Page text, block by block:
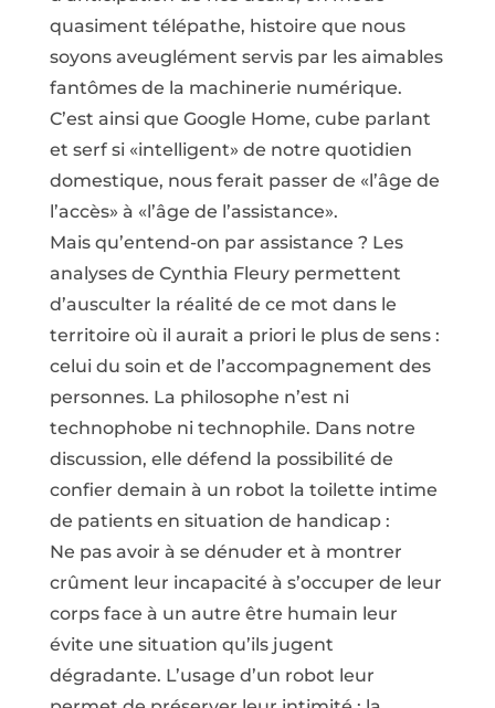
quasiment télépathe, histoire que nous
soyons aveuglément servis par les aimables
fantômes de la machinerie numérique.
C’est ainsi que Google Home, cube parlant
et serf si «intelligent» de notre quotidien
domestique, nous ferait passer de «l’âge de
l’accès» à «l’âge de l’assistance».
Mais qu’entend-on par assistance ? Les
analyses de Cynthia Fleury permettent
d’ausculter la réalité de ce mot dans le
territoire où il aurait a priori le plus de sens :
celui du soin et de l’accompagnement des
personnes. La philosophe n’est ni
technophobe ni technophile. Dans notre
discussion, elle défend la possibilité de
confier demain à un robot la toilette intime
de patients en situation de handicap :
Ne pas avoir à se dénuder et à montrer
crûment leur incapacité à s’occuper de leur
corps face à un autre être humain leur
évite une situation qu’ils jugent
dégradante. L’usage d’un robot leur